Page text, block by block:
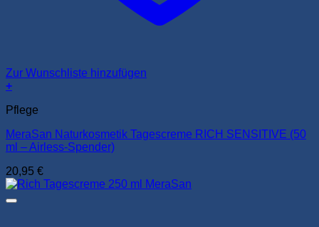
Zur Wunschliste hinzufügen
+
Pflege
MeraSan Naturkosmetik Tagescreme RICH SENSITIVE (50
ml – Airless-Spender)
20,95 €